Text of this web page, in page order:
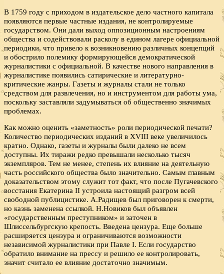
В 1759 году с приходом в издательское дело частного капитала
появляются первые частные издания, не контролируемые
государством. Они дали выход оппозиционным настроениям
общества и содействовали расколу в едином лагере официальной
периодики, что привело к возникновению различных концепций
и обострило полемику формирующейся демократической
журналистики с официальной. В качестве нового направления в
журналистике появились сатирические и литературно-
критические жанры. Газеты и журналы стали не только
средством для развлечения, но и инструментом для работы ума,
поскольку заставляли задумываться об общественно значимых
проблемах.
Как можно оценить «заметность» роли периодической печати?
Количество периодических изданий в XVIII веке увеличилось
кратно. Однако, газеты и журналы были далеко не всем
доступны. Их тиражи редко превышали несколько тысяч
экземпляров. Тем не менее, степень их влияние на деятельную
часть российского общества было значительно. Самым главным
доказательством этому служит тот факт, что после Пугачевского
восстания Екатерина II устроила настоящий разгром всей
свободной публицистике. А.Радищев был приговорен к смерти,
но казнь заменена ссылкой. Н.Новиков был объявлен
«государственным преступником» и заточен в
Шлиссельбургскую крепость. Введена цензура. Еще больше
расширяется цензура и ограничиваются возможности
независимой журналистики при Павле I. Если государство
обратило внимание на прессу и решило ее контролировать,
значит считало ее влияние достаточно значимым.